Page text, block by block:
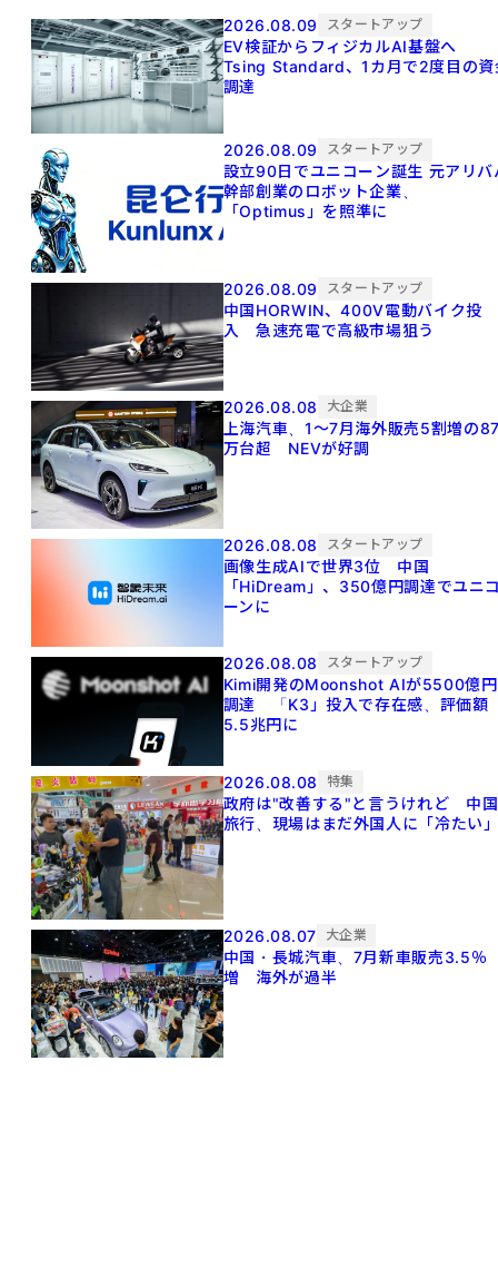
2026.08.09 スタートアップ
EV検証からフィジカルAI基盤へ
Tsing Standard、1カ月で2度目の資
調達
2026.08.09 スタートアップ
設立90日でユニコーン誕生 元アリババ
幹部創業のロボット企業、
「Optimus」を照準に
2026.08.09 スタートアップ
中国HORWIN、400V電動バイク投
入 急速充電で高級市場狙う
2026.08.08 大企業
上海汽車、1～7月海外販売5割増の
万台超 NEVが好調
2026.08.08 スタートアップ
画像生成AIで世界3位 中国
「HiDream」、350億円調達でユニ
ーンに
2026.08.08 スタートアップ
Kimi開発のMoonshot AIが5500億円
調達 「K3」投入で存在感、評価額
5.5兆円に
2026.08.08 特集
政府は"改善する"と言うけれど 中国
旅行、現場はまだ外国人に「冷たい
2026.08.07 大企業
中国・長城汽車、7月新車販売3.5％
増 海外が過半